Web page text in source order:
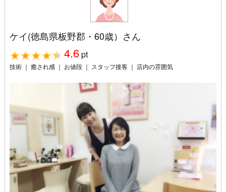
ケイ(徳島県板野郡・60歳）さん
4.6pt
技術 ｜ 癒され感 ｜ お値段 ｜ スタッフ接客 ｜ 店内の雰囲気